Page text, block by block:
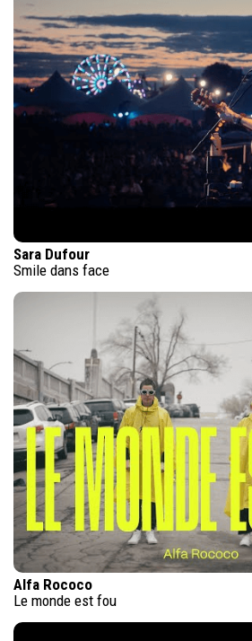
Sara Dufour
Smile dans face
Alfa Rococo
Le monde est fou